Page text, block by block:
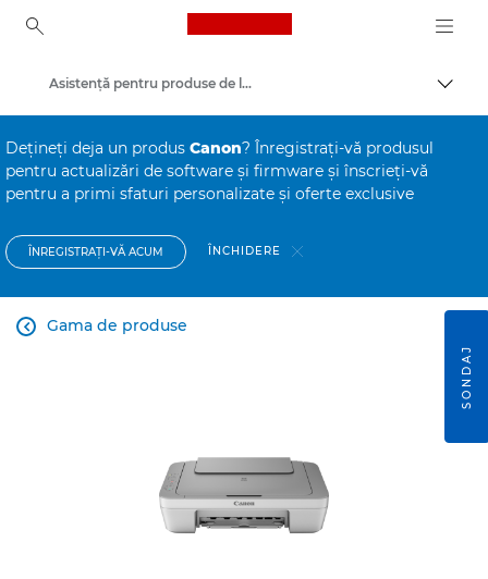
Canon Logo, back to
Asistenţă pentru produse de larg consum
Deţineţi deja un produs Canon? Înregistraţi-vă produsul
pentru actualizări de software şi firmware şi înscrieţi-vă
pentru a primi sfaturi personalizate şi oferte exclusive
ÎNREGISTRAŢI-VĂ ACUM ÎNCHIDERE
Gama de produse

SONDAJ